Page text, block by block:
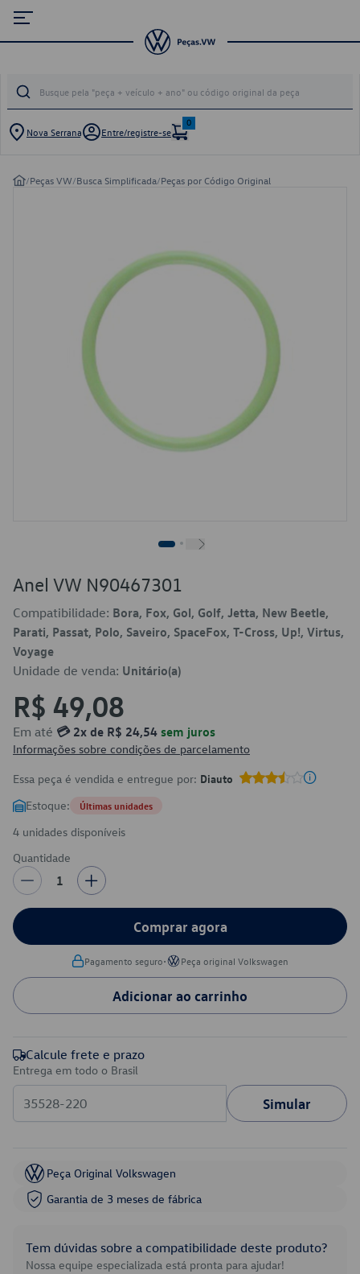
Nova Serrana Entre/registre-se
0
/Peças VW/Busca Simplificada/Peças por Código Original
Anel VW N90467301
Compatibilidade: Bora, Fox, Gol, Golf, Jetta, New Beetle,
Parati, Passat, Polo, Saveiro, SpaceFox, T-Cross, Up!, Virtus,
Voyage
Unidade de venda: Unitário(a)
R$ 49,08
Em até 💳 2x de R$ 24,54 sem juros
Informações sobre condições de parcelamento
Essa peça é vendida e entregue por: Diauto
Estoque: Últimas unidades
4 unidades disponíveis
Quantidade
1
Comprar agora
Pagamento seguro• Peça original Volkswagen
Adicionar ao carrinho
Calcule frete e prazo
Entrega em todo o Brasil
Simular
Peça Original Volkswagen
Garantia de 3 meses de fábrica
Tem dúvidas sobre a compatibilidade deste produto?
Nossa equipe especializada está pronta para ajudar!